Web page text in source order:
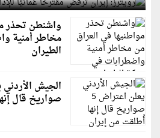
واشنطن تحذر
مخاطر أمنية
الطيران
صواريخ قال